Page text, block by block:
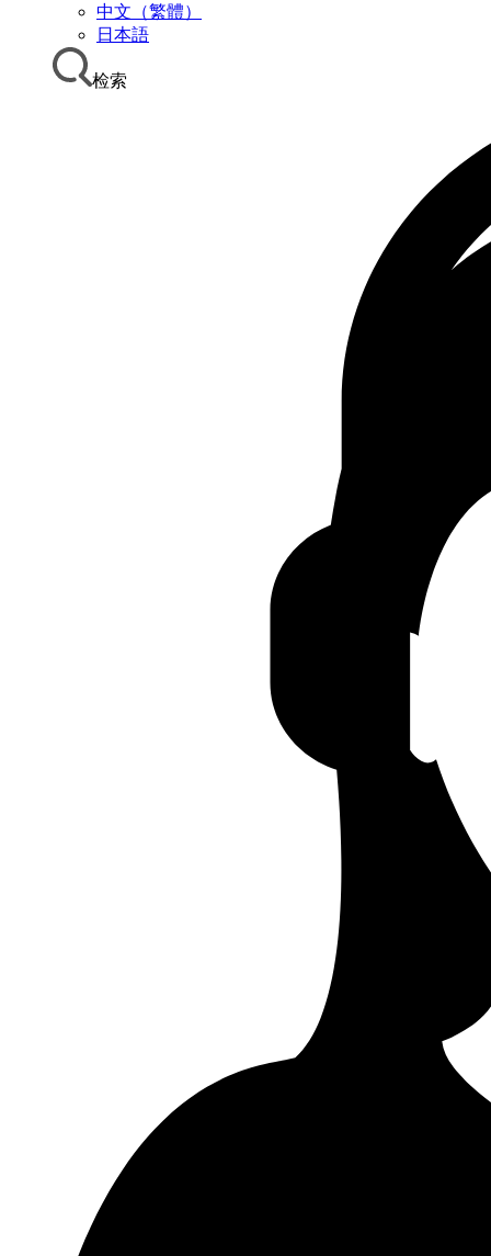
中文（繁體）
日本語
检索